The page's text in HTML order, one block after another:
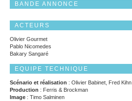
BANDE ANNONCE
ACTEURS
Olivier Gourmet
Pablo Nicomedes
Bakary Sangaré
EQUIPE TECHNIQUE
Scénario et réalisation : Olivier Babinet, Fred Kihn
Production : Ferris & Brockman
Image : Timo Salminen